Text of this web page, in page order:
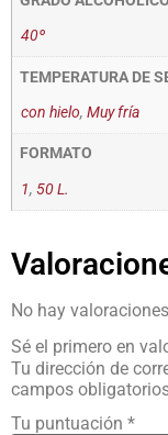
40º
TEMPERATURA DE
con hielo, Muy fría
FORMATO
1, 50 L.
No hay
Sé el primero en
Tu dirección de
campos
Tu puntuación *